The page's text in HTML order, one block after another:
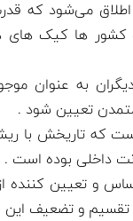
می‌شود که
کشور ها کیک های
به عنوان
تعیین شود .
است که تاریخش
داخلی بوده است .
و تعیین کننده
تقسیم و تضعیف